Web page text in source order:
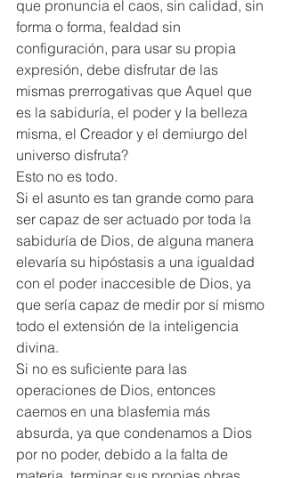
que pronuncia el caos, sin calidad, sin
forma o forma, fealdad sin
configuración, para usar su propia
expresión, debe disfrutar de las
mismas prerrogativas que Aquel que
es la sabiduría, el poder y la belleza
misma, el Creador y el demiurgo del
universo disfruta?
Esto no es todo.
Si el asunto es tan grande como para
ser capaz de ser actuado por toda la
sabiduría de Dios, de alguna manera
elevaría su hipóstasis a una igualdad
con el poder inaccesible de Dios, ya
que sería capaz de medir por sí mismo
todo el extensión de la inteligencia
divina.
Si no es suficiente para las
operaciones de Dios, entonces
caemos en una blasfemia más
absurda, ya que condenamos a Dios
por no poder, debido a la falta de